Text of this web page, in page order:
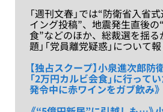
「週刊文春」では“防衛省入省
イング投稿”、地震発生直後
食”などのほか、総裁選を揺る
題」「党員離党疑惑」について
【独占スクープ】小泉進次郎防
「2万円カルビ会食」に行って
発令中に赤ワインをガブ飲み》